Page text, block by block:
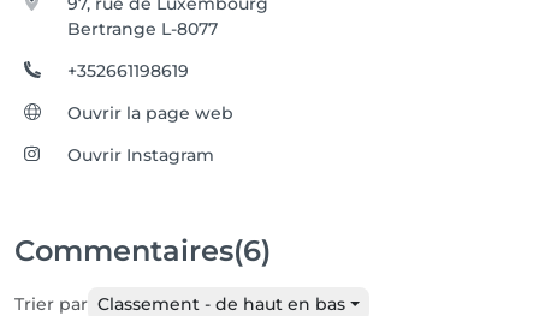
Bertrange L-8077
+352661198619
Ouvrir la page web
Ouvrir Instagram
Commentaires(6)
Trier par Classement - de haut en bas